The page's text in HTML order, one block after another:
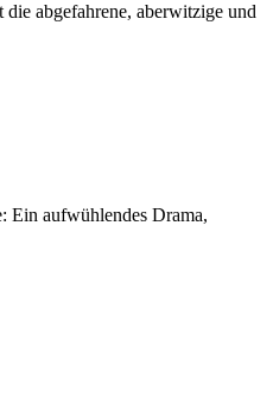
abgefahrene, aberwitzige und
Ein aufwühlendes Drama,